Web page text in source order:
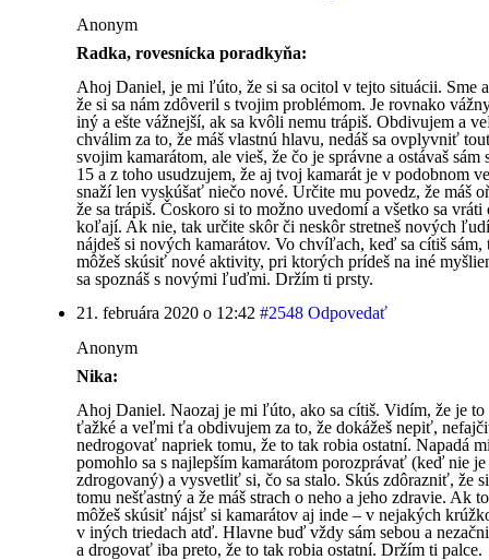
Anonym
Radka, rovesnícka poradkyňa:
Ahoj Daniel, je mi ľúto, že si sa ocitol v tejto situácii. Sme
že si sa nám zdôveril s tvojim problémom. Je rovnako
iný a ešte vážnejší, ak sa kvôli nemu trápiš. Obdivujem a
chválim za to, že máš vlastnú hlavu, nedáš sa ovplyvniť
svojim kamarátom, ale vieš, že čo je správne a ostávaš sám
15 a z toho usudzujem, že aj tvoj kamarát je v podobnom
snaží len vyskúšať niečo nové. Určite mu povedz, že máš
že sa trápiš. Čoskoro si to možno uvedomí a všetko sa vráti
koľají. Ak nie, tak určite skôr či neskôr stretneš nových
nájdeš si nových kamarátov. Vo chvíľach, keď sa cítiš sám,
môžeš skúsiť nové aktivity, pri ktorých prídeš na iné
sa spoznáš s novými ľuďmi. Držím ti prsty.
21. februára 2020 o 12:42 #2548 Odpovedať
Anonym
Nika:
Ahoj Daniel. Naozaj je mi ľúto, ako sa cítiš. Vidím, že je to
ťažké a veľmi ťa obdivujem za to, že dokážeš nepiť,
nedrogovať napriek tomu, že to tak robia ostatní. Napadá
pomohlo sa s najlepším kamarátom porozprávať (keď nie
zdrogovaný) a vysvetliť si, čo sa stalo. Skús zdôrazniť, že
tomu nešťastný a že máš strach o neho a jeho zdravie. Ak
môžeš skúsiť nájsť si kamarátov aj inde – v nejakých
v iných triedach atď. Hlavne buď vždy sám sebou a
a drogovať iba preto, že to tak robia ostatní. Držím ti palce.